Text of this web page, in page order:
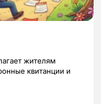
жителям
квитанции и